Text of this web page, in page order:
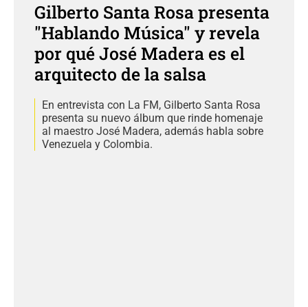
Gilberto Santa Rosa presenta
"Hablando Música" y revela
por qué José Madera es el
arquitecto de la salsa
En entrevista con La FM, Gilberto Santa Rosa
presenta su nuevo álbum que rinde homenaje
al maestro José Madera, además habla sobre
Venezuela y Colombia.